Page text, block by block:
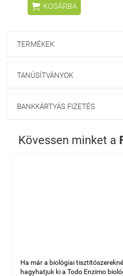
 KOSÁRBA
TERMÉKEK
TANÚSÍTVÁNYOK
BANKKÁRTYÁS FIZETÉS
Kövessen minket a
Ha már a biológiai
hagyhatjuk ki a Todo Enzimo